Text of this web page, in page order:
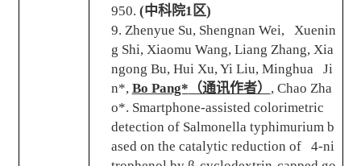
950. (中科院1 区)
9. Zhenyue Su, Shengnan Wei, Xuenin
g Shi, Xiaomu Wang, Liang Zhang, Xia
ngong Bu, Hui Xu, Yi Liu, Minghua Ji
n*, Bo Pang* （通讯作者） , Chao Zha
o*. Smartphone-assisted colorimetric
detection of Salmonella typhimurium b
ased on the catalytic reduction of 4-ni